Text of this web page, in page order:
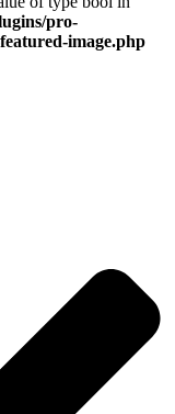
pro-
image.php